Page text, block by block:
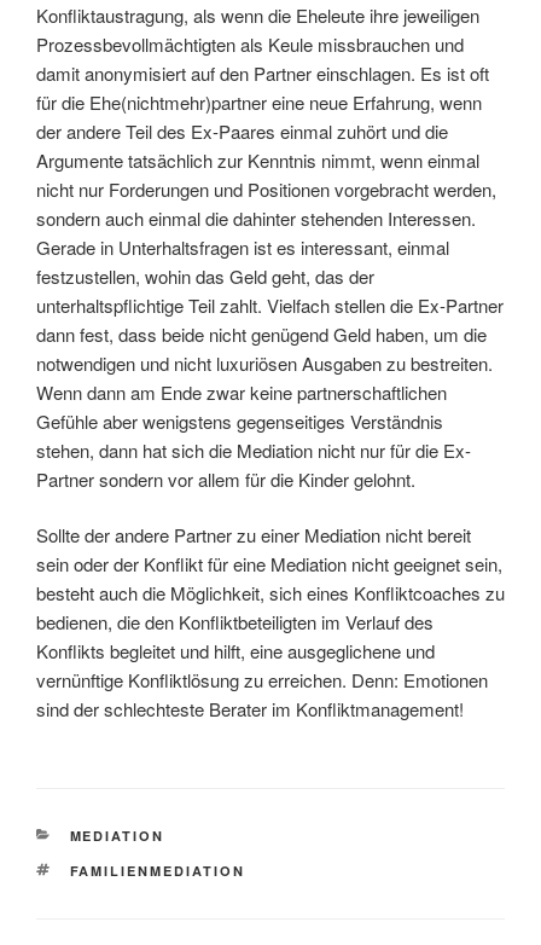
Konfliktaustragung, als wenn die Eheleute ihre jeweiligen
Prozessbevollmächtigten als Keule missbrauchen und
damit anonymisiert auf den Partner einschlagen. Es ist oft
für die Ehe(nichtmehr)partner eine neue Erfahrung, wenn
der andere Teil des Ex-Paares einmal zuhört und die
Argumente tatsächlich zur Kenntnis nimmt, wenn einmal
nicht nur Forderungen und Positionen vorgebracht werden,
sondern auch einmal die dahinter stehenden Interessen.
Gerade in Unterhaltsfragen ist es interessant, einmal
festzustellen, wohin das Geld geht, das der
unterhaltspflichtige Teil zahlt. Vielfach stellen die Ex-Partner
dann fest, dass beide nicht genügend Geld haben, um die
notwendigen und nicht luxuriösen Ausgaben zu bestreiten.
Wenn dann am Ende zwar keine partnerschaftlichen
Gefühle aber wenigstens gegenseitiges Verständnis
stehen, dann hat sich die Mediation nicht nur für die Ex-
Partner sondern vor allem für die Kinder gelohnt.
Sollte der andere Partner zu einer Mediation nicht bereit
sein oder der Konflikt für eine Mediation nicht geeignet sein,
besteht auch die Möglichkeit, sich eines Konfliktcoaches zu
bedienen, die den Konfliktbeteiligten im Verlauf des
Konflikts begleitet und hilft, eine ausgeglichene und
vernünftige Konfliktlösung zu erreichen. Denn: Emotionen
sind der schlechteste Berater im Konfliktmanagement!
KATEGORIEN
MEDIATION
SCHLAGWÖRTER
FAMILIENMEDIATION